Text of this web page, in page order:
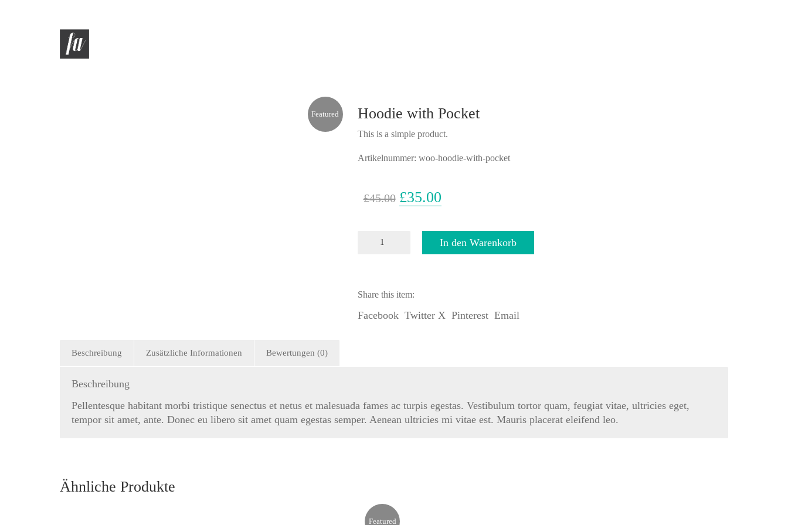
Featured Hoodie with Pocket
This is a simple product.
Artikelnummer: woo-hoodie-with-pocket
£45.00 Ursprünglicher
war:
£45.00
£35.00Aktueller
ist:
£35.00.
Hoodie
In den Warenkorb
Share this item:
Facebook Twitter X Pinterest Email
Beschreibung Zusätzliche Informationen Bewertungen (0)
Beschreibung
Pellentesque habitant morbi tristique senectus et netus et malesuada fames ac turpis egestas. Vestibulum tortor quam, feugiat vitae, ultricies eget,
tempor sit amet, ante. Donec eu libero sit amet quam egestas semper. Aenean ultricies mi vitae est. Mauris placerat eleifend leo.
Ähnliche Produkte
Featured